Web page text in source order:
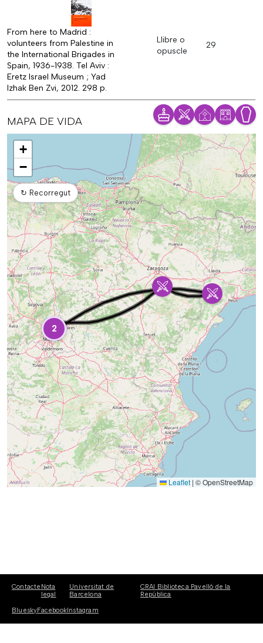
From here to Madrid :
volunteers from Palestine in
the International Brigades in
Spain, 1936-1938. Tel Aviv :
Eretz Israel Museum ; Yad
Izhak Ben Zvi, 2012. 298 p.
Llibre o
opuscle
29
MAPA DE VIDA
Mapa
2
+
−
↻ Recorregut
Leaflet | © OpenStreetMap
Contacte Nota
legal
Universitat de
Barcelona
CRAI Biblioteca Pavelló de la
República
BlueskyFacebookInstagram